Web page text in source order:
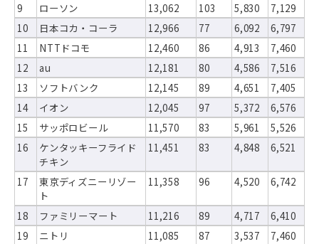
9
ローソン 13,062 103 5,830
7,129
10
日本コカ・コーラ 12,966 77 6,092
6,797
11
NTTドコモ 12,460 86 4,913
7,460
12
au 12,181 80 4,586
7,516
13
ソフトバンク 12,145 89 4,651
7,405
14
イオン 12,045 97 5,372
6,576
15
サッポロビール 11,570 83 5,961
5,526
16
ケンタッキーフライド
チキン
11,451 83 4,848 6,521
17
東京ディズニーリゾー
ト
11,358 96 4,520 6,742
18 ファミリーマート 11,216 89 4,717
6,410
19
ニトリ 11,085 87 3,537
7,460